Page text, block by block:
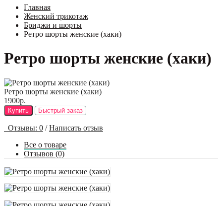
Главная
Женский трикотаж
Бриджи и шорты
Ретро шорты женские (хаки)
Ретро шорты женские (хаки)
Ретро шорты женские (хаки)
1900р.
Купить Быстрый заказ
Отзывы: 0 / Написать отзыв
Все о товаре
Отзывов (0)